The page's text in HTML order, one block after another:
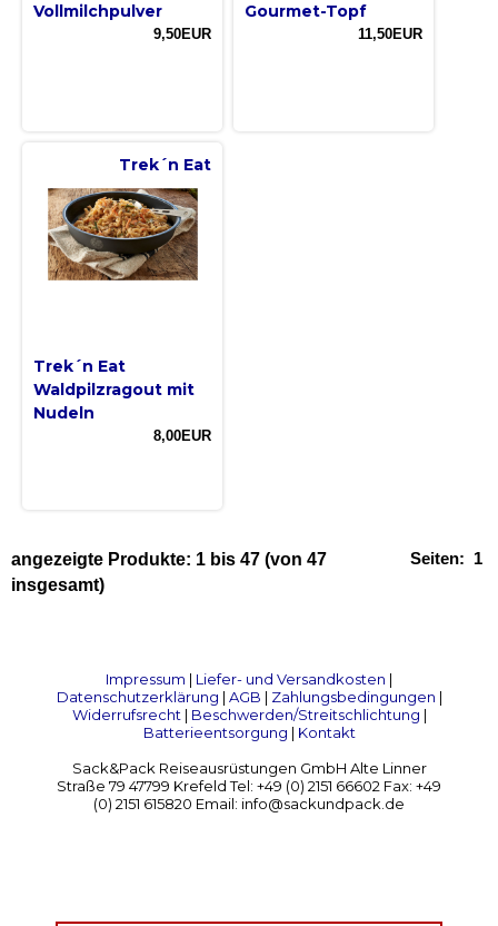
Vollmilchpulver
9,50EUR
Gourmet-Topf
11,50EUR
Trek´n Eat
Trek´n Eat
Waldpilzragout mit
Nudeln
8,00EUR
Seiten: 1
angezeigte Produkte: 1 bis 47 (von 47
insgesamt)
Impressum | Liefer- und Versandkosten |
Datenschutzerklärung | AGB | Zahlungsbedingungen |
Widerrufsrecht| Beschwerden/Streitschlichtung |
Batterieentsorgung | Kontakt
Sack&Pack Reiseausrüstungen GmbH Alte Linner
Straße 79 47799 Krefeld Tel: +49 (0) 2151 66602 Fax: +49
(0) 2151 615820 Email: info@sackundpack.de